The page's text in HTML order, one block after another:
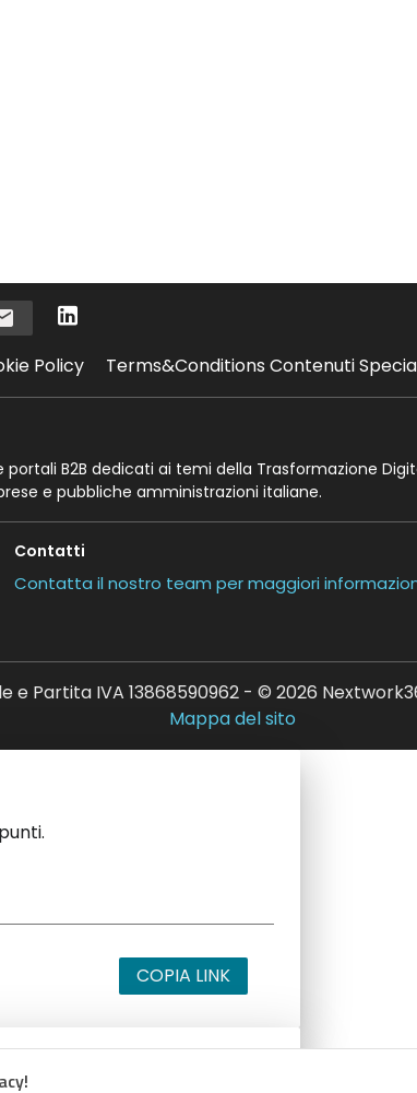
Policy Terms&Conditions Contenuti
B2B dedicati ai temi della Trasformazione
e pubbliche amministrazioni italiane.
Contatti
Contatta il nostro team per maggiori
Partita IVA 13868590962 - © 2026 Nextwork360.
Mappa del sito
COPIA LINK